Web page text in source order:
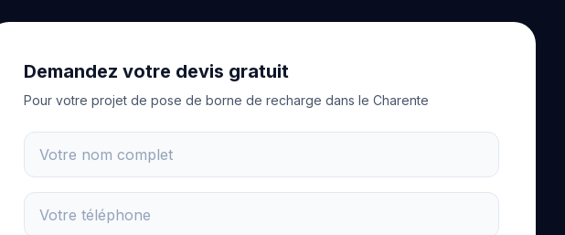
Demandez votre devis gratuit
Pour votre projet de pose de borne de recharge dans le Charente